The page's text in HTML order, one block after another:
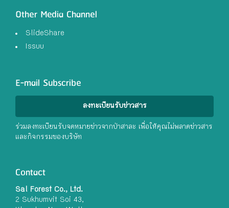
Other Media Channel
SlideShare
Issuu
E-mail Subscribe
ลงทะเบียนรับข่าวสาร
ร่วมลงทะเบียนรับจดหมายข่าวจากป่าสาละ เพื่อให้คุณไม่พลาดข่าวสาร
และกิจกรรมของบริษัท
Contact
Sal Forest Co., Ltd.
2 Sukhumvit Soi 43,